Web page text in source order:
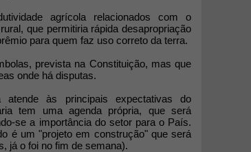
agrícola relacionados com o
que permitiria rápida desapropriação
para quem faz uso correto da terra.
prevista na Constituição, mas que
onde há disputas.
às principais expectativas do
tem uma agenda própria, que será
se a importância do setor para o País.
é um "projeto em construção" que será
já o foi no fim de semana).